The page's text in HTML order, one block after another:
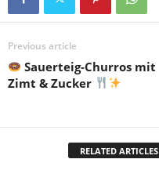
Previous article
Sauerteig-Churros mit
Zimt & Zucker
RELATED ARTICLES